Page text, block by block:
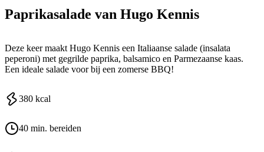
Paprikasalade van Hugo Kennis
Deze keer maakt Hugo Kennis een Italiaanse salade (insalata
peperoni) met gegrilde paprika, balsamico en Parmezaanse kaas.
Een ideale salade voor bij een zomerse BBQ!
380 kcal
40 min. bereiden